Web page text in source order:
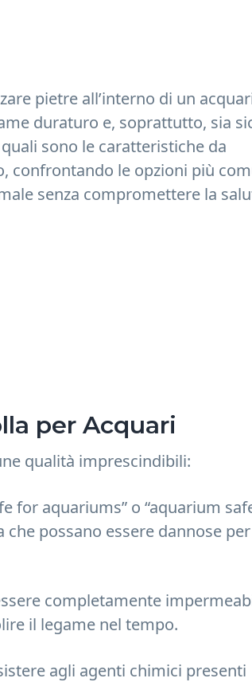
pietre all’interno di un
duraturo e, soprattutto, sia
sono le caratteristiche da
confrontando le opzioni più
senza compromettere la
per Acquari
qualità imprescindibili:
for aquariums” o “aquarium
possano essere dannose per
completamente
il legame nel tempo.
agli agenti chimici presenti